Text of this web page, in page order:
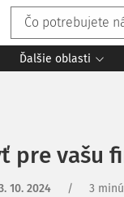
Ďalšie oblasti
pre vašu
10. 2024 / 3